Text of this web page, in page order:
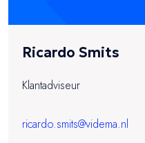
Ricardo Smits
Klantadviseur
ricardo.smits@videma.nl